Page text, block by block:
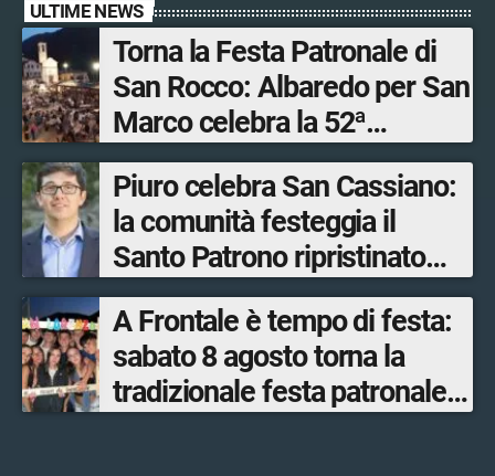
ULTIME NEWS
Torna la Festa Patronale di
San Rocco: Albaredo per San
Marco celebra la 52ª
edizione della sua
manifestazione più sentita
Piuro celebra San Cassiano:
la comunità festeggia il
Santo Patrono ripristinato
dopo quattro secoli
A Frontale è tempo di festa:
sabato 8 agosto torna la
tradizionale festa patronale